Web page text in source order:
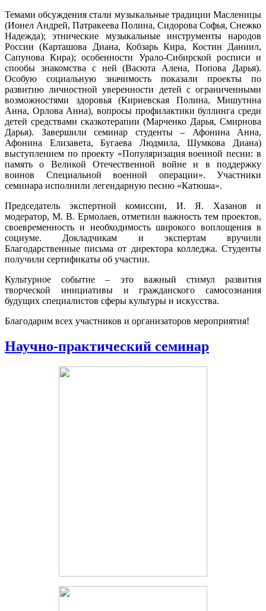
Темами обсуждения стали музыкальные традиции Масленицы
(Ионел Андрей, Патракеева Полина, Сидорова Софья, Снежко
Надежда); этнические музыкальные инструменты народов
России (Карташова Диана, Кобзарь Кира, Костин Даниил,
Сапунова Кира); особенности Урало-Сибирской росписи и
спообы знакомства с ней (Васюта Алена, Попова Дарья).
Особую социальную значимость показали проекты по
развитию личностной уверенности детей с ограниченными
возможностями здоровья (Кириевская Полина, Мишутина
Анна, Орлова Анна), вопросы профилактики буллинга среди
детей средствами сказкотерапии (Марченко Дарья, Смирнова
Дарья). Завершили семинар студенты – Афонина Анна,
Афонина Елизавета, Бугаева Людмила, Шумкова Диана)
выступлением по проекту «Популяризация военной песни: в
память о Великой Отечественной войне и в поддержку
воинов Специальной военной операции». Участники
семинара исполнили легендарную песню «Катюша».
Председатель экспертной комиссии, И. Я. Хазанов и
модератор, М. В. Ермолаев, отметили важность тем проектов,
своевременность и необходимость широкого воплощения в
социуме. Докладчикам и экспертам вручили
Благодарственные письма от директора колледжа. Студенты
получили сертификаты об участии.
Культурное событие – это важный стимул развития
творческой инициативы и гражданского самосознания
будущих специалистов сферы культуры и искусства.
Благодарим всех участников и организаторов мероприятия!
Научно-практический семинар